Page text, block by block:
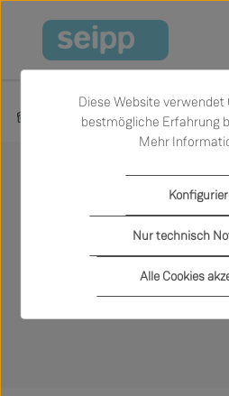
Zum Hauptinhalt springen
Produkte Wohnen Sessel
Diese Website verwendet
bestmögliche Erfahrung
Mehr
Nur technisch
Alle Cookies